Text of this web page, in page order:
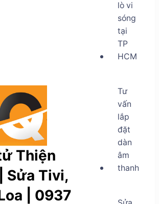
Thiện
Sửa Tivi,
| 0937
lò vi
sóng
tại
TP
HCM
Tư
vấn
lắp
đặt
dàn
âm
thanh